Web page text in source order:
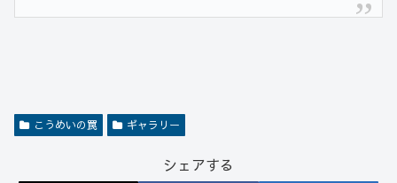
こうめいの罠 ギャラリー
シェアする